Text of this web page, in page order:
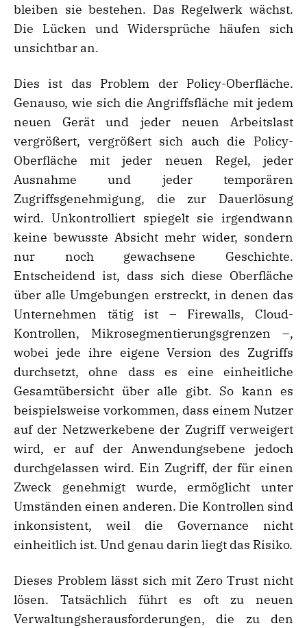
bleiben sie bestehen. Das Regelwerk wächst.
Die Lücken und Widersprüche häufen sich
unsichtbar an.
Dies ist das Problem der Policy-Oberfläche.
Genauso, wie sich die Angriffsfläche mit jedem
neuen Gerät und jeder neuen Arbeitslast
vergrößert, vergrößert sich auch die Policy-
Oberfläche mit jeder neuen Regel, jeder
Ausnahme und jeder temporären
Zugriffsgenehmigung, die zur Dauerlösung
wird. Unkontrolliert spiegelt sie irgendwann
keine bewusste Absicht mehr wider, sondern
nur noch gewachsene Geschichte.
Entscheidend ist, dass sich diese Oberfläche
über alle Umgebungen erstreckt, in denen das
Unternehmen tätig ist – Firewalls, Cloud-
Kontrollen, Mikrosegmentierungsgrenzen –,
wobei jede ihre eigene Version des Zugriffs
durchsetzt, ohne dass es eine einheitliche
Gesamtübersicht über alle gibt. So kann es
beispielsweise vorkommen, dass einem Nutzer
auf der Netzwerkebene der Zugriff verweigert
wird, er auf der Anwendungsebene jedoch
durchgelassen wird. Ein Zugriff, der für einen
Zweck genehmigt wurde, ermöglicht unter
Umständen einen anderen. Die Kontrollen sind
inkonsistent, weil die Governance nicht
einheitlich ist. Und genau darin liegt das Risiko.
Dieses Problem lässt sich mit Zero Trust nicht
lösen. Tatsächlich führt es oft zu neuen
Verwaltungsherausforderungen, die zu den